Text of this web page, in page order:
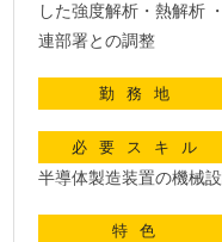
した強度解析・熱解析
連部署との調整
勤務地
必要スキル
半導体製造装置の機械
特色